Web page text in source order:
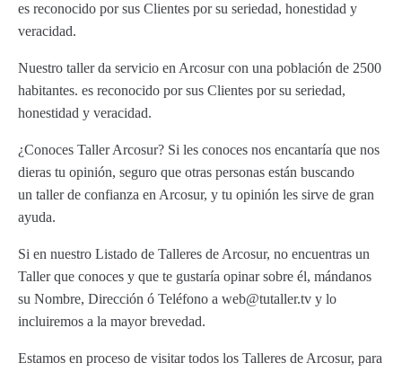
es reconocido por sus Clientes por su seriedad, honestidad y
veracidad.
Nuestro taller da servicio en Arcosur con una población de 2500
habitantes. es reconocido por sus Clientes por su seriedad,
honestidad y veracidad.
¿Conoces Taller Arcosur? Si les conoces nos encantaría que nos
dieras tu opinión, seguro que otras personas están buscando
un taller de confianza en Arcosur, y tu opinión les sirve de gran
ayuda.
Si en nuestro Listado de Talleres de Arcosur, no encuentras un
Taller que conoces y que te gustaría opinar sobre él, mándanos
su Nombre, Dirección ó Teléfono a web@tutaller.tv y lo
incluiremos a la mayor brevedad.
Estamos en proceso de visitar todos los Talleres de Arcosur, para